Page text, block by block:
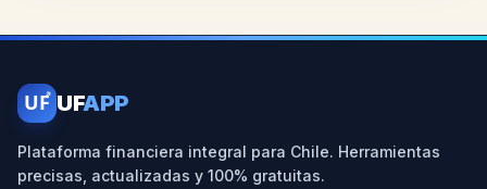
UF UFAPP
Plataforma financiera integral para Chile. Herramientas
precisas, actualizadas y 100% gratuitas.